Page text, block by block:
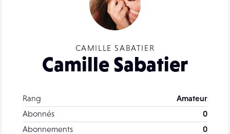
CAMILLE SABATIER
Camille Sabatier
Rang
Amateur
Abonnés
0
Abonnements
0